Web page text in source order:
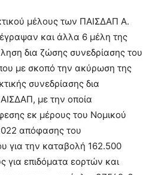
μέλους των ΠΑΙΣΔΑΠ Α.
και άλλα 6 μέλη της
δια ζώσης συνεδρίασης του
με σκοπό την ακύρωση της
συνεδρίασης δια
με την οποία
εκ μέρους του Νομικού
απόφασης του
για την καταβολή 162.500
για επιδόματα εορτών και